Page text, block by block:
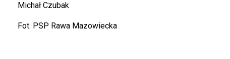
Michał Czubak
Fot. PSP Rawa Mazowiecka